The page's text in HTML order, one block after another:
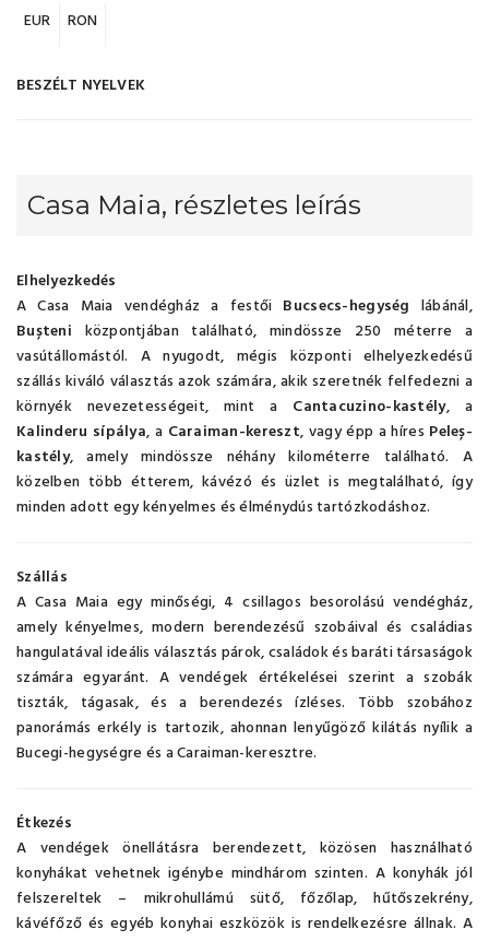
EUR
RON
BESZÉLT NYELVEK
Casa Maia, részletes leírás
Elhelyezkedés
A Casa Maia vendégház a festői Bucsecs-hegység lábánál,
Bușteni központjában található, mindössze 250 méterre a
vasútállomástól. A nyugodt, mégis központi elhelyezkedésű
szállás kiváló választás azok számára, akik szeretnék felfedezni a
környék nevezetességeit, mint a Cantacuzino-kastély, a
Kalinderu sípálya, a Caraiman-kereszt, vagy épp a híres Peleș-
kastély, amely mindössze néhány kilométerre található. A
közelben több étterem, kávézó és üzlet is megtalálható, így
minden adott egy kényelmes és élménydús tartózkodáshoz.
Szállás
A Casa Maia egy minőségi, 4 csillagos besorolású vendégház,
amely kényelmes, modern berendezésű szobáival és családias
hangulatával ideális választás párok, családok és baráti társaságok
számára egyaránt. A vendégek értékelései szerint a szobák
tiszták, tágasak, és a berendezés ízléses. Több szobához
panorámás erkély is tartozik, ahonnan lenyűgöző kilátás nyílik a
Bucegi-hegységre és a Caraiman-keresztre.
Étkezés
A vendégek önellátásra berendezett, közösen használható
konyhákat vehetnek igénybe mindhárom szinten. A konyhák jól
felszereltek – mikrohullámú sütő, főzőlap, hűtőszekrény,
kávéfőző és egyéb konyhai eszközök is rendelkezésre állnak. A